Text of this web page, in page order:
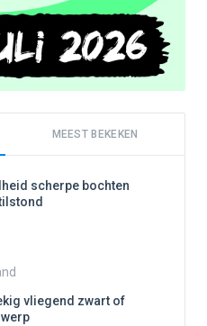
MEEST BEKEKEN
scherpe bochten
vliegend zwart of